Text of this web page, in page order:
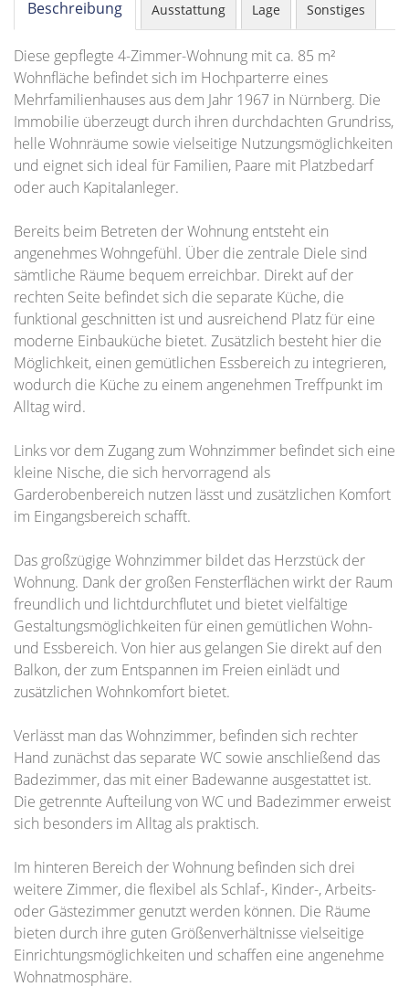
Beschreibung Ausstattung Lage Sonstiges
Diese gepflegte 4-Zimmer-Wohnung mit ca. 85 m²
Wohnfläche befindet sich im Hochparterre eines
Mehrfamilienhauses aus dem Jahr 1967 in Nürnberg. Die
Immobilie überzeugt durch ihren durchdachten Grundriss,
helle Wohnräume sowie vielseitige Nutzungsmöglichkeiten
und eignet sich ideal für Familien, Paare mit Platzbedarf
oder auch Kapitalanleger.
Bereits beim Betreten der Wohnung entsteht ein
angenehmes Wohngefühl. Über die zentrale Diele sind
sämtliche Räume bequem erreichbar. Direkt auf der
rechten Seite befindet sich die separate Küche, die
funktional geschnitten ist und ausreichend Platz für eine
moderne Einbauküche bietet. Zusätzlich besteht hier die
Möglichkeit, einen gemütlichen Essbereich zu integrieren,
wodurch die Küche zu einem angenehmen Treffpunkt im
Alltag wird.
Links vor dem Zugang zum Wohnzimmer befindet sich eine
kleine Nische, die sich hervorragend als
Garderobenbereich nutzen lässt und zusätzlichen Komfort
im Eingangsbereich schafft.
Das großzügige Wohnzimmer bildet das Herzstück der
Wohnung. Dank der großen Fensterflächen wirkt der Raum
freundlich und lichtdurchflutet und bietet vielfältige
Gestaltungsmöglichkeiten für einen gemütlichen Wohn-
und Essbereich. Von hier aus gelangen Sie direkt auf den
Balkon, der zum Entspannen im Freien einlädt und
zusätzlichen Wohnkomfort bietet.
Verlässt man das Wohnzimmer, befinden sich rechter
Hand zunächst das separate WC sowie anschließend das
Badezimmer, das mit einer Badewanne ausgestattet ist.
Die getrennte Aufteilung von WC und Badezimmer erweist
sich besonders im Alltag als praktisch.
Im hinteren Bereich der Wohnung befinden sich drei
weitere Zimmer, die flexibel als Schlaf-, Kinder-, Arbeits-
oder Gästezimmer genutzt werden können. Die Räume
bieten durch ihre guten Größenverhältnisse vielseitige
Einrichtungsmöglichkeiten und schaffen eine angenehme
Wohnatmosphäre.